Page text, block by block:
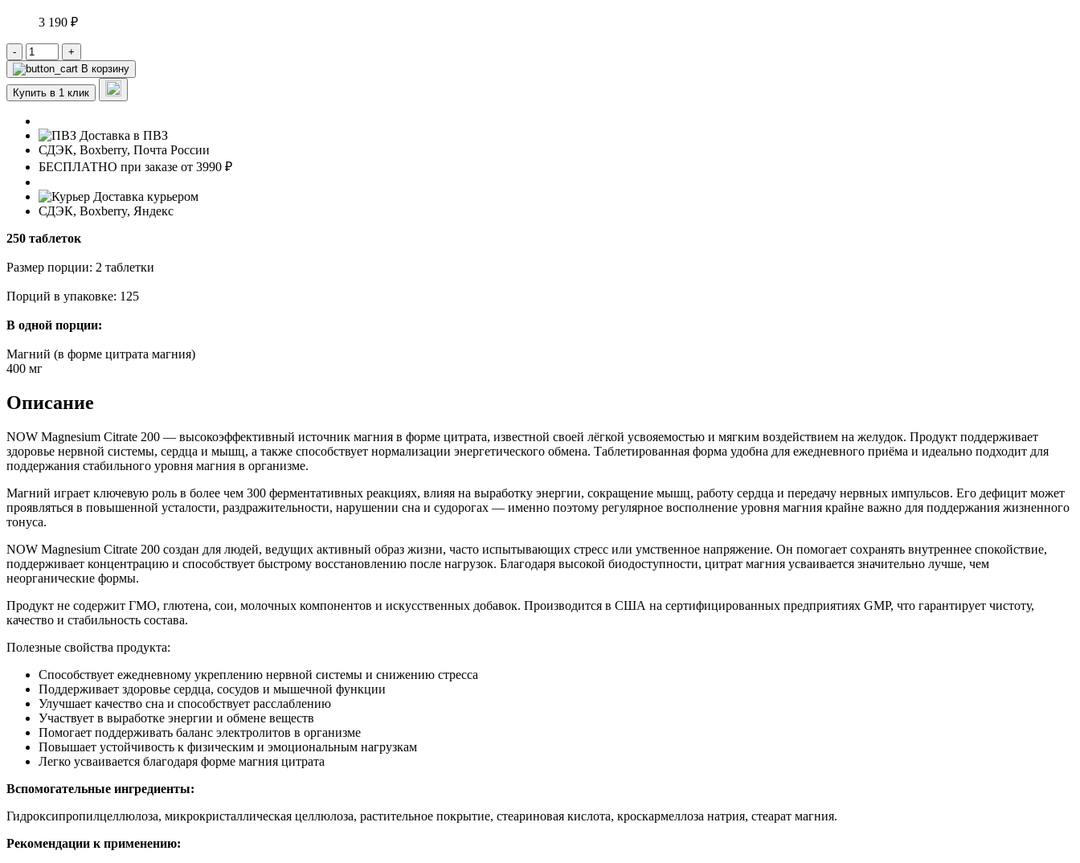
3 190 ₽
-
+
В корзину
Купить в 1 клик
Доставка в ПВЗ
СДЭК, Boxberry, Почта России
БЕСПЛАТНО при заказе от 3990 ₽
Доставка курьером
СДЭК, Boxberry, Яндекс
250 таблеток
Размер порции: 2 таблетки
Порций в упаковке: 125
В одной порции:
Магний (в форме цитрата магния)
400 мг
Описание
NOW Magnesium Citrate 200 — высокоэффективный источник магния в форме цитрата, известной своей лёгкой усвояемостью и мягким воздействием на желудок. Продукт поддерживает
здоровье нервной системы, сердца и мышц, а также способствует нормализации энергетического обмена. Таблетированная форма удобна для ежедневного приёма и идеально подходит для
поддержания стабильного уровня магния в организме.
Магний играет ключевую роль в более чем 300 ферментативных реакциях, влияя на выработку энергии, сокращение мышц, работу сердца и передачу нервных импульсов. Его дефицит может
проявляться в повышенной усталости, раздражительности, нарушении сна и судорогах — именно поэтому регулярное восполнение уровня магния крайне важно для поддержания жизненного
тонуса.
NOW Magnesium Citrate 200 создан для людей, ведущих активный образ жизни, часто испытывающих стресс или умственное напряжение. Он помогает сохранять внутреннее спокойствие,
поддерживает концентрацию и способствует быстрому восстановлению после нагрузок. Благодаря высокой биодоступности, цитрат магния усваивается значительно лучше, чем
неорганические формы.
Продукт не содержит ГМО, глютена, сои, молочных компонентов и искусственных добавок. Производится в США на сертифицированных предприятиях GMP, что гарантирует чистоту,
качество и стабильность состава.
Полезные свойства продукта:
Способствует ежедневному укреплению нервной системы и снижению стресса
Поддерживает здоровье сердца, сосудов и мышечной функции
Улучшает качество сна и способствует расслаблению
Участвует в выработке энергии и обмене веществ
Помогает поддерживать баланс электролитов в организме
Повышает устойчивость к физическим и эмоциональным нагрузкам
Легко усваивается благодаря форме магния цитрата
Вспомогательные ингредиенты:
Гидроксипропилцеллюлоза, микрокристаллическая целлюлоза, растительное покрытие, стеариновая кислота, кроскармеллоза натрия, стеарат магния.
Рекомендации к применению: